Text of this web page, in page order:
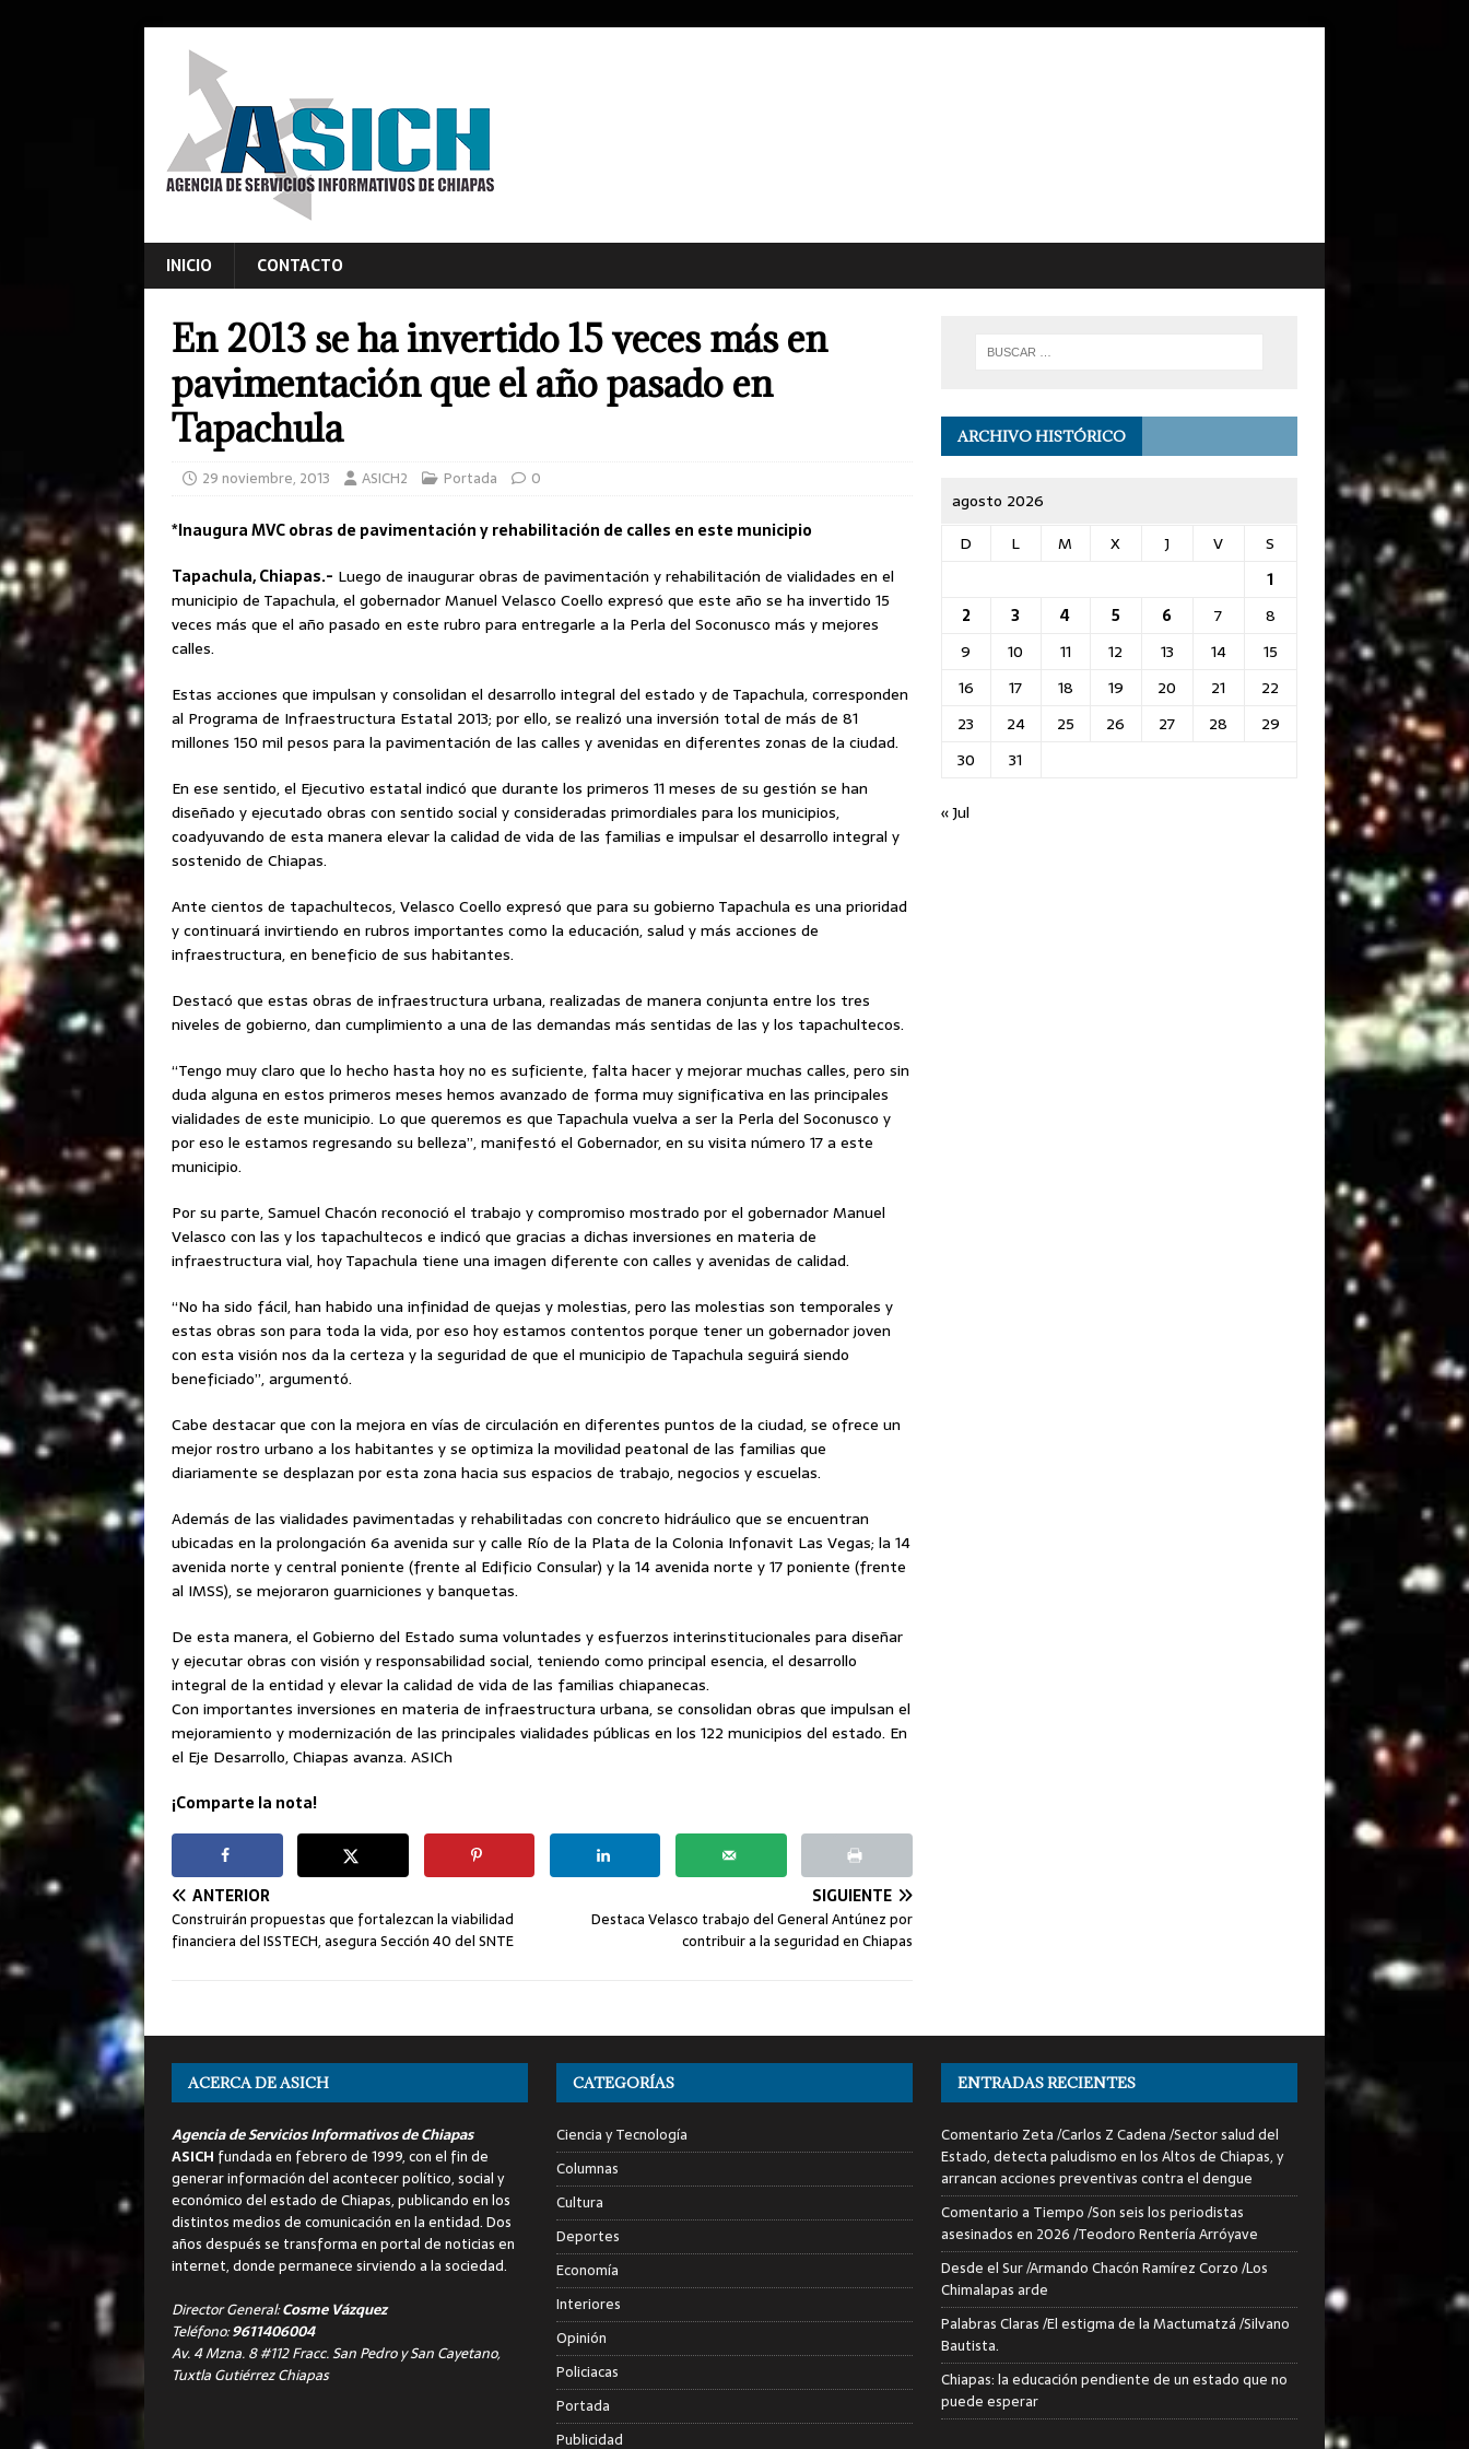
INICIO CONTACTO
En 2013 se ha invertido 15 veces más en
pavimentación que el año pasado en
Tapachula
29 noviembre, 2013 ASICH2 Portada 0
*Inaugura MVC obras de pavimentación y rehabilitación de calles en este municipio
Tapachula, Chiapas.- Luego de inaugurar obras de pavimentación y rehabilitación de vialidades en el
municipio de Tapachula, el gobernador Manuel Velasco Coello expresó que este año se ha invertido 15
veces más que el año pasado en este rubro para entregarle a la Perla del Soconusco más y mejores
calles.
Estas acciones que impulsan y consolidan el desarrollo integral del estado y de Tapachula, corresponden
al Programa de Infraestructura Estatal 2013; por ello, se realizó una inversión total de más de 81
millones 150 mil pesos para la pavimentación de las calles y avenidas en diferentes zonas de la ciudad.
En ese sentido, el Ejecutivo estatal indicó que durante los primeros 11 meses de su gestión se han
diseñado y ejecutado obras con sentido social y consideradas primordiales para los municipios,
coadyuvando de esta manera elevar la calidad de vida de las familias e impulsar el desarrollo integral y
sostenido de Chiapas.
Ante cientos de tapachultecos, Velasco Coello expresó que para su gobierno Tapachula es una prioridad
y continuará invirtiendo en rubros importantes como la educación, salud y más acciones de
infraestructura, en beneficio de sus habitantes.
Destacó que estas obras de infraestructura urbana, realizadas de manera conjunta entre los tres
niveles de gobierno, dan cumplimiento a una de las demandas más sentidas de las y los tapachultecos.
“Tengo muy claro que lo hecho hasta hoy no es suficiente, falta hacer y mejorar muchas calles, pero sin
duda alguna en estos primeros meses hemos avanzado de forma muy significativa en las principales
vialidades de este municipio. Lo que queremos es que Tapachula vuelva a ser la Perla del Soconusco y
por eso le estamos regresando su belleza”, manifestó el Gobernador, en su visita número 17 a este
municipio.
Por su parte, Samuel Chacón reconoció el trabajo y compromiso mostrado por el gobernador Manuel
Velasco con las y los tapachultecos e indicó que gracias a dichas inversiones en materia de
infraestructura vial, hoy Tapachula tiene una imagen diferente con calles y avenidas de calidad.
“No ha sido fácil, han habido una infinidad de quejas y molestias, pero las molestias son temporales y
estas obras son para toda la vida, por eso hoy estamos contentos porque tener un gobernador joven
con esta visión nos da la certeza y la seguridad de que el municipio de Tapachula seguirá siendo
beneficiado”, argumentó.
Cabe destacar que con la mejora en vías de circulación en diferentes puntos de la ciudad, se ofrece un
mejor rostro urbano a los habitantes y se optimiza la movilidad peatonal de las familias que
diariamente se desplazan por esta zona hacia sus espacios de trabajo, negocios y escuelas.
Además de las vialidades pavimentadas y rehabilitadas con concreto hidráulico que se encuentran
ubicadas en la prolongación 6a avenida sur y calle Río de la Plata de la Colonia Infonavit Las Vegas; la 14
avenida norte y central poniente (frente al Edificio Consular) y la 14 avenida norte y 17 poniente (frente
al IMSS), se mejoraron guarniciones y banquetas.
De esta manera, el Gobierno del Estado suma voluntades y esfuerzos interinstitucionales para diseñar
y ejecutar obras con visión y responsabilidad social, teniendo como principal esencia, el desarrollo
integral de la entidad y elevar la calidad de vida de las familias chiapanecas.
Con importantes inversiones en materia de infraestructura urbana, se consolidan obras que impulsan el
mejoramiento y modernización de las principales vialidades públicas en los 122 municipios del estado. En
el Eje Desarrollo, Chiapas avanza. ASICh
¡Comparte la nota!
ANTERIOR
Construirán propuestas que fortalezcan la viabilidad
financiera del ISSTECH, asegura Sección 40 del SNTE
SIGUIENTE
Destaca Velasco trabajo del General Antúnez por
contribuir a la seguridad en Chiapas
ARCHIVO HISTÓRICO
agosto 2026
D
L M X J V
S
1
2
3 4 5 6 7
8
9
10 11 12 13 14
15
16
17 18 19 20 21
22
23
24 25 26 27 28
29
30
31
« Jul
ACERCA DE ASICH
Agencia de Servicios Informativos de Chiapas
ASICH fundada en febrero de 1999, con el fin de
generar información del acontecer político, social y
económico del estado de Chiapas, publicando en los
distintos medios de comunicación en la entidad. Dos
años después se transforma en portal de noticias en
internet, donde permanece sirviendo a la sociedad.
Director General:Cosme Vázquez
Teléfono:9611406004
Av. 4 Mzna. 8 #112 Fracc. San Pedro y San Cayetano,
Tuxtla Gutiérrez Chiapas
CATEGORÍAS
Ciencia y Tecnología
Columnas
Cultura
Deportes
Economía
Interiores
Opinión
Policiacas
Portada
Publicidad
ENTRADAS RECIENTES
Comentario Zeta /Carlos Z Cadena /Sector salud del
Estado, detecta paludismo en los Altos de Chiapas, y
arrancan acciones preventivas contra el dengue
Comentario a Tiempo /Son seis los periodistas
asesinados en 2026 /Teodoro Rentería Arróyave
Desde el Sur /Armando Chacón Ramírez Corzo /Los
Chimalapas arde
Palabras Claras /El estigma de la Mactumatzá /Silvano
Bautista.
Chiapas: la educación pendiente de un estado que no
puede esperar